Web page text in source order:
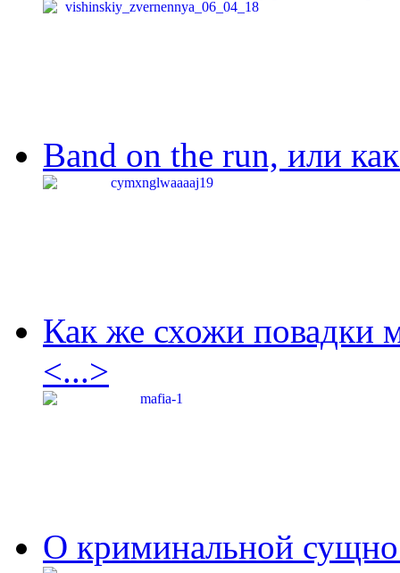
Band on the run, или
Как же схожи повадки
<...>
О криминальной